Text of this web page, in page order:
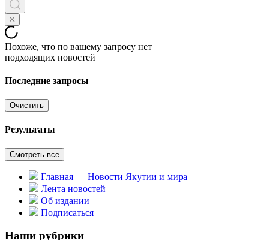
Похоже, что по вашему запросу нет
подходящих новостей
Последние запросы
Очистить
Результаты
Смотреть все
Главная — Новости Якутии и мира
Лента новостей
Об издании
Подписаться
Наши рубрики